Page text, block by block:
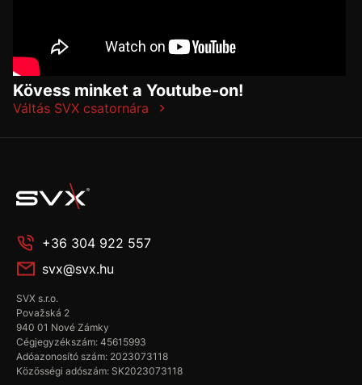
Kövess minket a Youtube-on!
Váltás SVX csatornára
+36 304 922 557
svx@svx.hu
SVX s.r.o.
Považská 2
940 01 Nové Zámky
Cégjegyzékszám: 45615993
Adóazonosító szám: 2023073118
Közösségi adószám: SK2023073118